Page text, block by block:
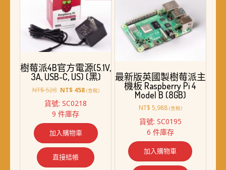
樹莓派4B官方電源(5.1V,
3A, USB-C, US) (黑)
NT$528 原
價
格：
NT$ 528。
NT$458目
價
NT$ 458。
(含稅)
貨號: SC0218
9 件庫存
加入購物車
直接結帳
最新版英國製樹莓派主
機板 Raspberry Pi 4
Model B (8GB)
NT$ 5,988 (含稅)
貨號: SC0195
6 件庫存
加入購物車